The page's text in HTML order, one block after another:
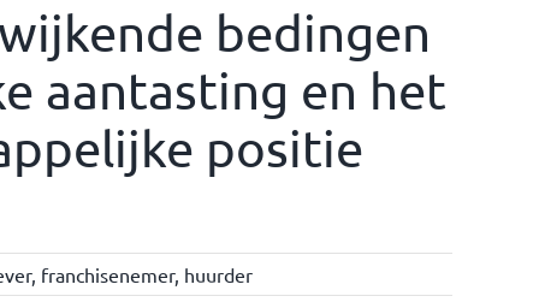
bedingen
aantasting en het
positie
, franchisenemer, huurder